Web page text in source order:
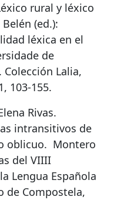
rural y léxico
(ed.):
léxica en el
de
Lalia,
103-155.
Rivas.
intransitivos de
oblicuo. Montero
del VIIII
Lengua Española
de Compostela,